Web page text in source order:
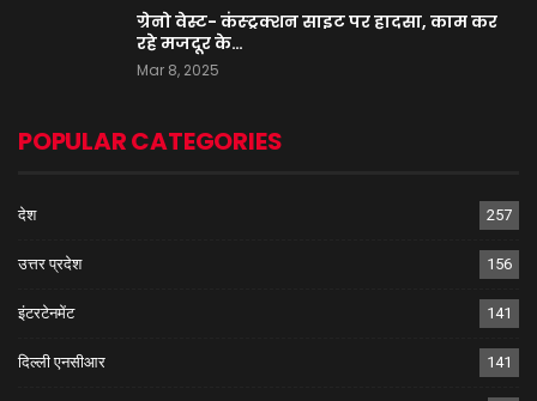
ग्रेनो वेस्ट- कंस्ट्रक्शन साइट पर हादसा, काम कर
रहे मजदूर के…
Mar 8, 2025
POPULAR CATEGORIES
देश 257
उत्तर प्रदेश 156
इंटरटेनमेंट 141
दिल्ली एनसीआर 141